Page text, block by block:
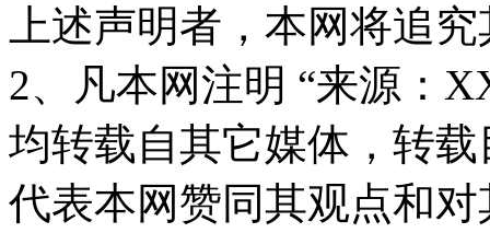
上述声明者，本网将追
2、凡本网注明 “来源：
均转载自其它媒体，转
代表本网赞同其观点和